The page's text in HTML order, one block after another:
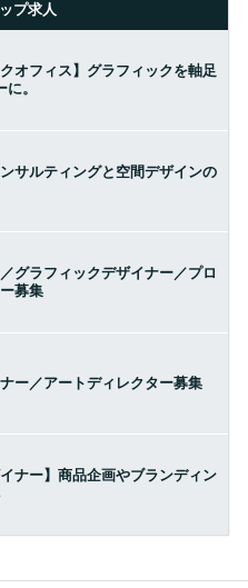
プ求人
オフィス】グラフィックを軸足
。
サルティングと空間デザインの
グラフィックデザイナー／プロ
募集
ー／アートディレクター募集
ナー】商品企画やブランディン